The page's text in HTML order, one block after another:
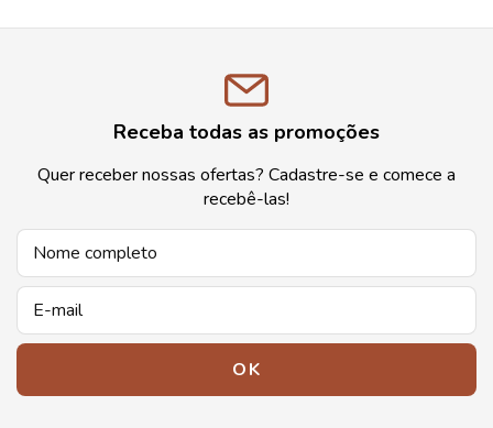
Receba todas as promoções
Quer receber nossas ofertas? Cadastre-se e comece a
recebê-las!